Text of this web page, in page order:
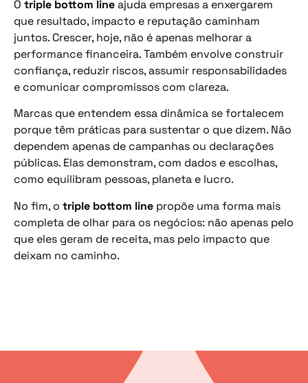
O triple bottom lineajuda empresas a enxergarem
que resultado, impacto e reputação caminham
juntos. Crescer, hoje, não é apenas melhorar a
performance financeira. Também envolve construir
confiança, reduzir riscos, assumir responsabilidades
e comunicar compromissos com clareza.
Marcas que entendem essa dinâmica se fortalecem
porque têm práticas para sustentar o que dizem. Não
dependem apenas de campanhas ou declarações
públicas. Elas demonstram, com dados e escolhas,
como equilibram pessoas, planeta e lucro.
No fim, o triple bottom line propõe uma forma mais
completa de olhar para os negócios: não apenas pelo
que eles geram de receita, mas pelo impacto que
deixam no caminho.